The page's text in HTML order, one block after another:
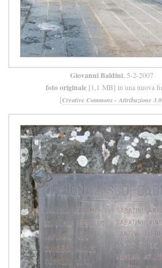
Giovanni Baldini, 5-2-2007
foto originale [1,1 MB] in una nuova
[Creative Commons - Attribuzione 3.0